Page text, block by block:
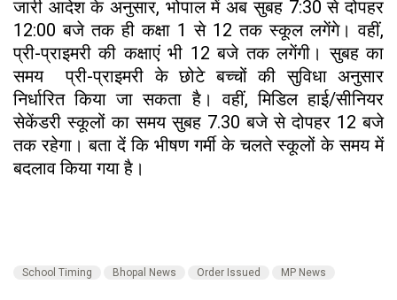
जारी आदेश के अनुसार, भोपाल में अब सुबह 7:30 से दोपहर
12:00 बजे तक ही कक्षा 1 से 12 तक स्कूल लगेंगे। वहीं,
प्री-प्राइमरी की कक्षाएं भी 12 बजे तक लगेंगी। सुबह का
समय प्री-प्राइमरी के छोटे बच्चों की सुविधा अनुसार
निर्धारित किया जा सकता है। वहीं, मिडिल हाई/सीनियर
सेकेंडरी स्कूलों का समय सुबह 7.30 बजे से दोपहर 12 बजे
तक रहेगा। बता दें कि भीषण गर्मी के चलते स्कूलों के समय में
बदलाव किया गया है।
School Timing Bhopal News Order Issued MP News